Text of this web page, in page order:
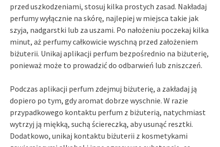
przed uszkodzeniami, stosuj kilka prostych zasad. Nakładaj
perfumy wyłącznie na skórę, najlepiej w miejsca takie jak
szyja, nadgarstki lub za uszami. Po nałożeniu poczekaj kilka
minut, aż perfumy całkowicie wyschną przed założeniem
biżuterii. Unikaj aplikacji perfum bezpośrednio na biżuterię,
ponieważ może to prowadzić do odbarwień lub zniszczeń.
Podczas aplikacji perfum zdejmuj biżuterię, a zakładaj ją
dopiero po tym, gdy aromat dobrze wyschnie. W razie
przypadkowego kontaktu perfum z biżuterią, natychmiast
wytrzyj ją miękką, suchą ściereczką, aby usunąć resztki.
Dodatkowo, unikaj kontaktu biżuterii z kosmetykami